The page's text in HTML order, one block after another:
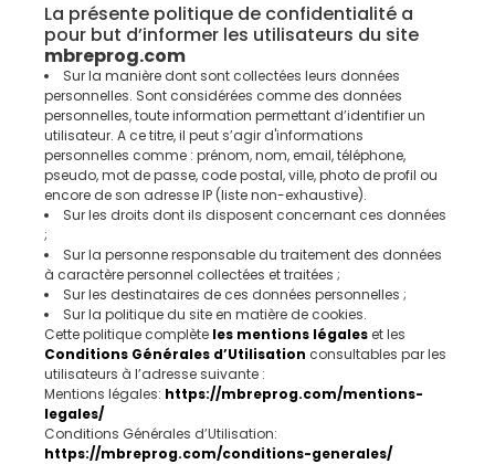
La présente politique de confidentialité a
pour but d’informer les utilisateurs du site
mbreprog.com
Sur la manière dont sont collectées leurs données
personnelles. Sont considérées comme des données
personnelles, toute information permettant d’identifier un
utilisateur. A ce titre, il peut s’agir d'informations
personnelles comme : prénom, nom, email, téléphone,
pseudo, mot de passe, code postal, ville, photo de profil ou
encore de son adresse IP (liste non-exhaustive).
Sur les droits dont ils disposent concernant ces données
;
Sur la personne responsable du traitement des données
à caractère personnel collectées et traitées ;
Sur les destinataires de ces données personnelles ;
Sur la politique du site en matière de cookies.
Cette politique complète les mentions légaleset les
Conditions Générales d’Utilisation consultables par les
utilisateurs à l’adresse suivante :
Mentions légales: https://mbreprog.com/mentions-
legales/
Conditions Générales d’Utilisation:
https://mbreprog.com/conditions-generales/